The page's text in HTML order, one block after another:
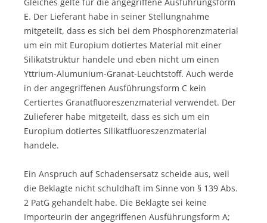
E. Der Lieferant habe in seiner Stellungnahme
mitgeteilt, dass es sich bei dem Phosphorenzmaterial
um ein mit Europium dotiertes Material mit einer
Silikatstruktur handele und eben nicht um einen
Yttrium-Alumunium-Granat-Leuchtstoff. Auch werde
in der angegriffenen Ausführungsform C kein
Certiertes Granatfluoreszenzmaterial verwendet. Der
Zulieferer habe mitgeteilt, dass es sich um ein
Europium dotiertes Silikatfluoreszenzmaterial
handele.
Ein Anspruch auf Schadensersatz scheide aus, weil
die Beklagte nicht schuldhaft im Sinne von § 139 Abs.
2 PatG gehandelt habe. Die Beklagte sei keine
Importeurin der angegriffenen Ausführungsform A;